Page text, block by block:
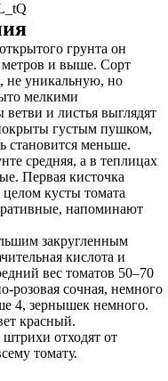
грунта он
метров и выше. Сорт
не уникальную, но
мелкими
и листья выглядят
густым пушком,
становится меньше.
средняя, а в теплицах
Первая кисточка
кусты томата
напоминают
закругленным
кислота и
вес томатов 50–70
розовая сочная, немного
4, зернышек немного.
красный.
отходят от
томату.